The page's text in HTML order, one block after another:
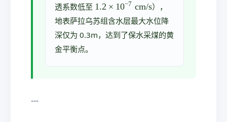
透系数低至 1.
2
\t
i
1.2 × 10−7 cm/s），
地表萨拉乌苏组含水层最大水位降
深仅为 0.3m，达到了保水采煤的黄
金平衡点。
---